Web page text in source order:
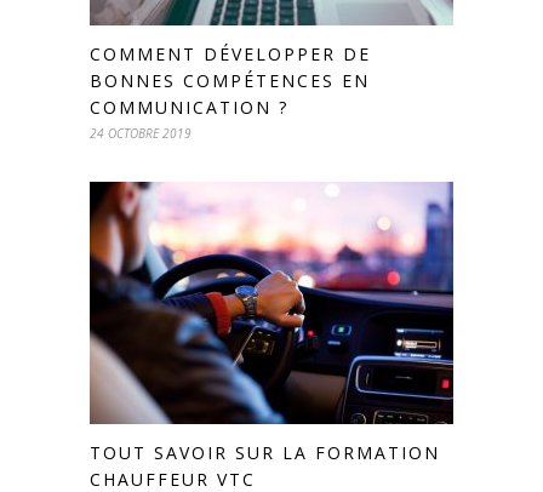
COMMENT DÉVELOPPER DE
BONNES COMPÉTENCES EN
COMMUNICATION ?
24 OCTOBRE 2019
TOUT SAVOIR SUR LA FORMATION
CHAUFFEUR VTC